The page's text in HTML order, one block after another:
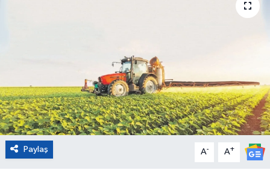
Paylaş A- A+
Turizm
Çevre
Kültür ve Sanat